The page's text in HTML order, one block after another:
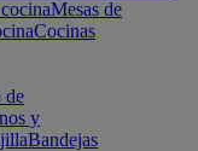
Mesas de
Cocinas
de
y
Bandejas